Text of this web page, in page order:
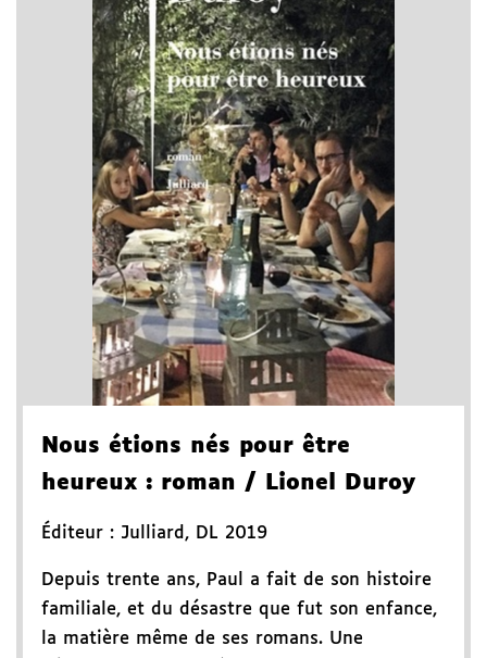
Nous étions nés pour être
heureux : roman / Lionel Duroy
Éditeur : Julliard , DL 2019
Depuis trente ans, Paul a fait de son histoire
familiale, et du désastre que fut son enfance,
la matière même de ses romans. Une